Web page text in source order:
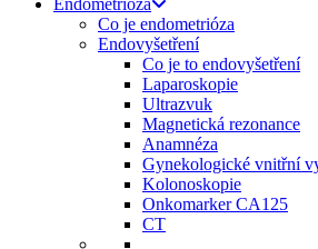
Endometrióza
Co je endometrióza
Endovyšetření
Co je to endovyšetření
Laparoskopie
Ultrazvuk
Magnetická rezonance
Anamnéza
Gynekologické vnitřní
Kolonoskopie
Onkomarker CA125
CT